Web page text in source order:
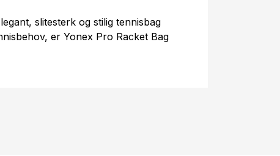
slitesterk og stilig tennisbag
er Yonex Pro Racket Bag